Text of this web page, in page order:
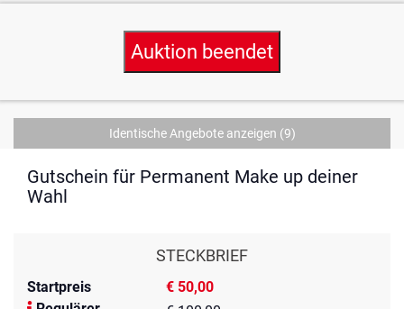
Auktion beendet
Identische Angebote anzeigen (9)
Gutschein für Permanent Make up deiner
Wahl
STECKBRIEF
Startpreis
€ 50,00